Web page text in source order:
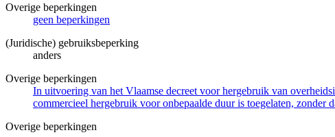
Overige beperkingen
geen beperkingen
(Juridische) gebruiksbeperking
anders
Overige beperkingen
In uitvoering van het Vlaamse decreet voor hergebruik van
commercieel hergebruik voor onbepaalde duur is toegelaten,
Overige beperkingen